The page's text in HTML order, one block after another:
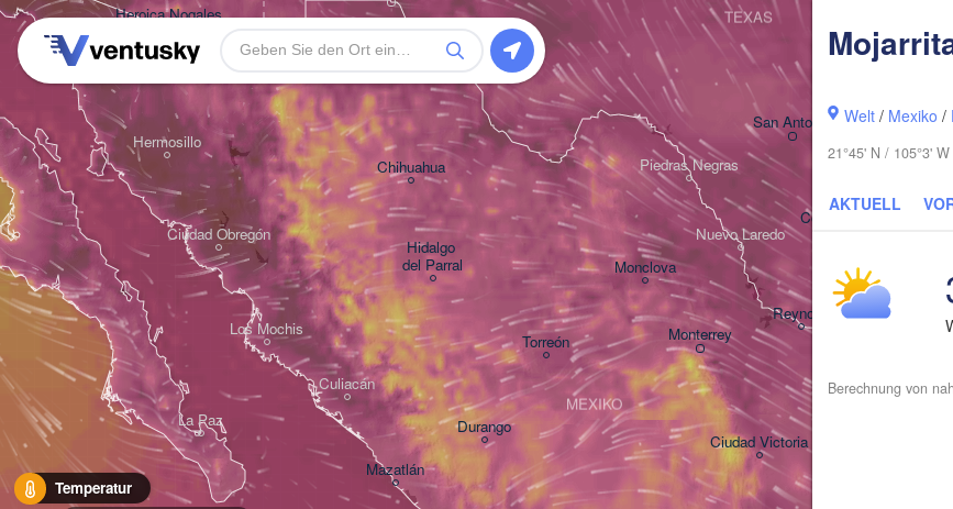
Welt / Mexiko /
21°45' N / 105°3'
AKTUELL
Berechnung von
Temperatur
Culiacán
Chihuahua
Hermosillo
Durango
Torreón
Monclova
Heroica Nogales
La Paz
Ciudad Obregón
Los Mochis
Hidalgo
del Parral
Mazatlán
MEXIKO
San Antonio
Monterrey
Reynosa
Piedras Negras
Ciudad Victoria
Corpus Christi
Nuevo Laredo
TEXAS